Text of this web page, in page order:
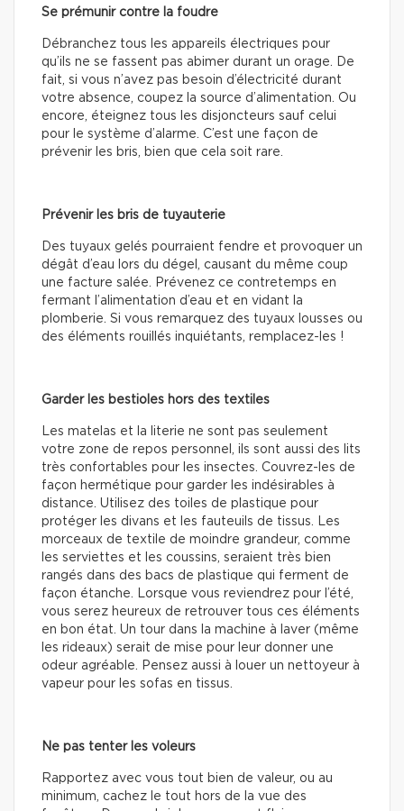
Se prémunir contre la foudre
Débranchez tous les appareils électriques pour
qu’ils ne se fassent pas abimer durant un orage. De
fait, si vous n’avez pas besoin d’électricité durant
votre absence, coupez la source d’alimentation. Ou
encore, éteignez tous les disjoncteurs sauf celui
pour le système d’alarme. C’est une façon de
prévenir les bris, bien que cela soit rare.
Prévenir les bris de tuyauterie
Des tuyaux gelés pourraient fendre et provoquer un
dégât d’eau lors du dégel, causant du même coup
une facture salée. Prévenez ce contretemps en
fermant l’alimentation d’eau et en vidant la
plomberie. Si vous remarquez des tuyaux lousses ou
des éléments rouillés inquiétants, remplacez-les !
Garder les bestioles hors des textiles
Les matelas et la literie ne sont pas seulement
votre zone de repos personnel, ils sont aussi des lits
très confortables pour les insectes. Couvrez-les de
façon hermétique pour garder les indésirables à
distance. Utilisez des toiles de plastique pour
protéger les divans et les fauteuils de tissus. Les
morceaux de textile de moindre grandeur, comme
les serviettes et les coussins, seraient très bien
rangés dans des bacs de plastique qui ferment de
façon étanche. Lorsque vous reviendrez pour l’été,
vous serez heureux de retrouver tous ces éléments
en bon état. Un tour dans la machine à laver (même
les rideaux) serait de mise pour leur donner une
odeur agréable. Pensez aussi à louer un nettoyeur à
vapeur pour les sofas en tissus.
Ne pas tenter les voleurs
Rapportez avec vous tout bien de valeur, ou au
minimum, cachez le tout hors de la vue des